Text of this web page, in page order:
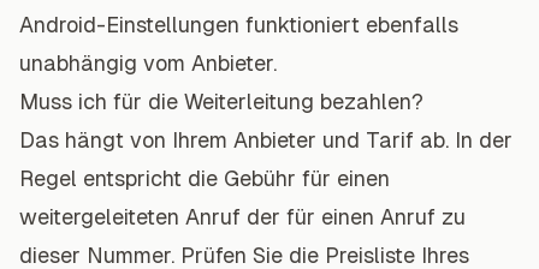
Android-Einstellungen funktioniert ebenfalls
unabhängig vom Anbieter.
Muss ich für die Weiterleitung bezahlen?
Das hängt von Ihrem Anbieter und Tarif ab. In der
Regel entspricht die Gebühr für einen
weitergeleiteten Anruf der für einen Anruf zu
dieser Nummer. Prüfen Sie die Preisliste Ihres